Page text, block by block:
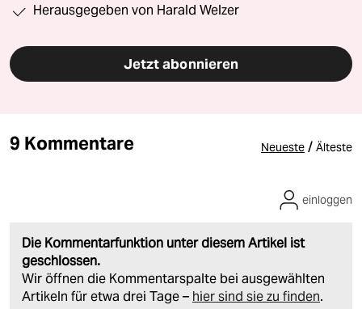
Herausgegeben von Harald Welzer
Jetzt abonnieren
9 Kommentare Neueste / Älteste
Die Kommentarfunktion unter diesem Artikel ist
geschlossen.
Wir öffnen die Kommentarspalte bei ausgewählten
Artikeln für etwa drei Tage – hier sind sie zu finden.
einloggen